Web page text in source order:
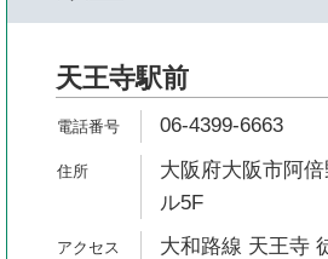
天王寺駅前
06-4399-6663
大阪府大阪市阿
ル5F
大和路線 天王寺